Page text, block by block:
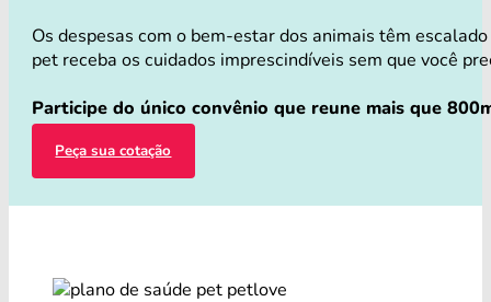
Os despesas com o bem-estar dos animais têm
pet receba os cuidados imprescindíveis sem que você
Participe do único convênio que reune mais que
Peça sua cotação